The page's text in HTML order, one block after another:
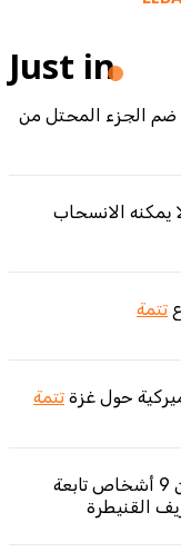
Just in
ضم الجزء المحتل من
يمكنه الانسحاب
تتمة
تتمة
الداخلية السورية: توقيف خلية من 9 أشخاص تابعة
القنيطرة